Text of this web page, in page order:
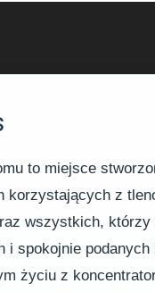
to miejsce
korzystających z
wszystkich, którzy
i spokojnie podanych
życiu z